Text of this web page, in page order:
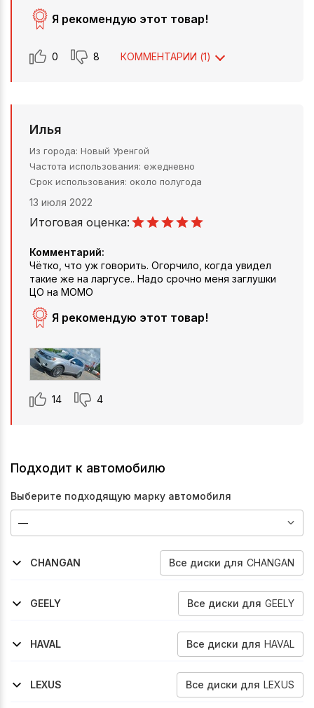
Я рекомендую этот товар!
0 8 КОММЕНТАРИИ (1)
Илья
Из города Новый Уренгой
Частота использования ежедневно
Срок использования около полугода
13 июля 2022
Итоговая оценка:
Комментарий:
Чётко, что уж говорить. Огорчило, когда увидел
такие же на ларгусе.. Надо срочно меня заглушки
ЦО на МОМО
Я рекомендую этот товар!
14 4
Подходит к автомобилю
Выберите подходящую марку автомобиля
CHANGAN Все диски для CHANGAN
2019-2024
2022-2026
2020-2024
2023-2025
2019-2024
2022-2024
2025-2026
2023-2025
2024-2026
GEELY
Все диски для GEELY
2022-2024
2023-2026
HAVAL
Все диски для HAVAL
2014-2020
LEXUS
Все диски для LEXUS